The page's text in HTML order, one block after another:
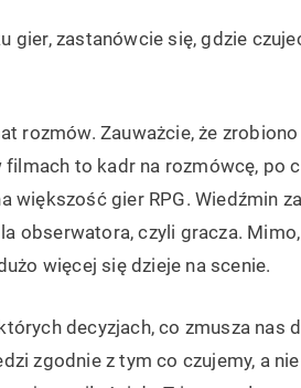
gier, zastanówcie się, gdzie
rozmów. Zauważcie, że
to kadr na rozmówcę, po
większość gier RPG. Wiedźmin
obserwatora, czyli gracza.
więcej się dzieje na scenie.
decyzjach, co zmusza nas
zgodnie z tym co czujemy, a